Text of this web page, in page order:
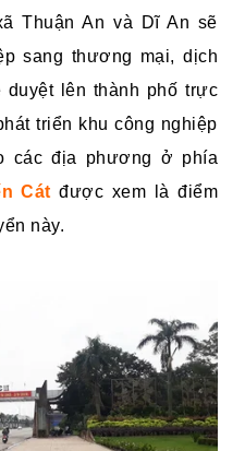
Thuận An và Dĩ An sẽ
sang thương mại, dịch
lên thành phố trực
triển khu công nghiệp
các địa phương ở phía
Cát được xem là điểm
này.